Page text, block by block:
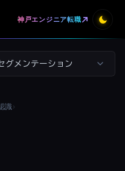
神戸エンジニア転職
グメンテーション
識›